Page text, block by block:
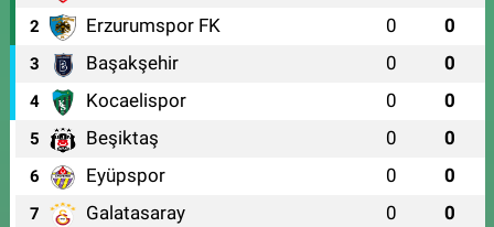
2 Erzurumspor FK 0 0
3 Başakşehir 0 0
4 Kocaelispor 0 0
5 Beşiktaş 0 0
6 Eyüpspor 0 0
7 Galatasaray 0 0